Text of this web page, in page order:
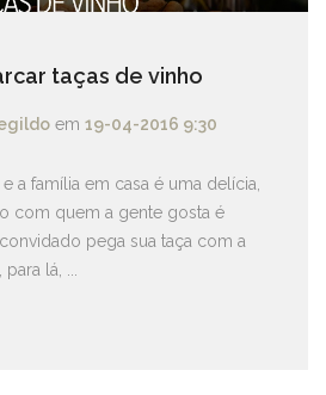
taças de vinho
em 19-04-2016 9:30
a família em casa é uma delícia,
com quem a gente gosta é
pega sua taça com a
lá, ...